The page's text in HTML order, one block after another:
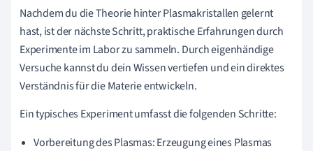
Nachdem du die Theorie hinter Plasmakristallen gelernt
hast, ist der nächste Schritt, praktische Erfahrungen durch
Experimente im Labor zu sammeln. Durch eigenhändige
Versuche kannst du dein Wissen vertiefen und ein direktes
Verständnis für die Materie entwickeln.
Ein typisches Experiment umfasst die folgenden Schritte:
Vorbereitung des Plasmas: Erzeugung eines Plasmas